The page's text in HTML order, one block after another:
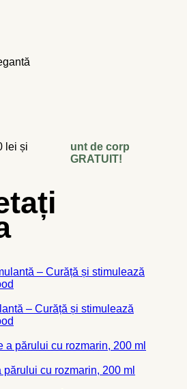
lei și
unt de corp
GRATUIT!
– Curăță și stimulează
cu rozmarin, 200 ml